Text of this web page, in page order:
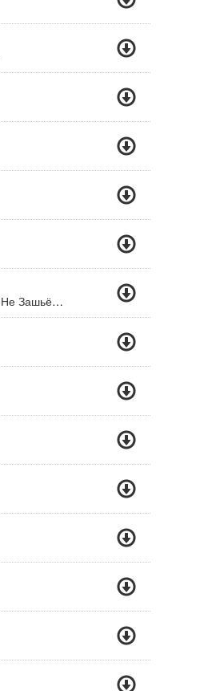
Дважды В Одну Реку Не Войдёшь,раненое Сердце Не Зашьёшь...